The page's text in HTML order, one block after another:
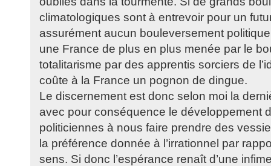
climatologiques sont à entrevoir pour un
assurément aucun bouleversement
une France de plus en plus menée par le
totalitarisme par des apprentis sorciers de
coûte à la France un pognon de dingue.
Le discernement est donc selon moi la
avec pour conséquence le développement
politiciennes à nous faire prendre des
la préférence donnée à l’irrationnel par
sens. Si donc l’espérance renaît d’une